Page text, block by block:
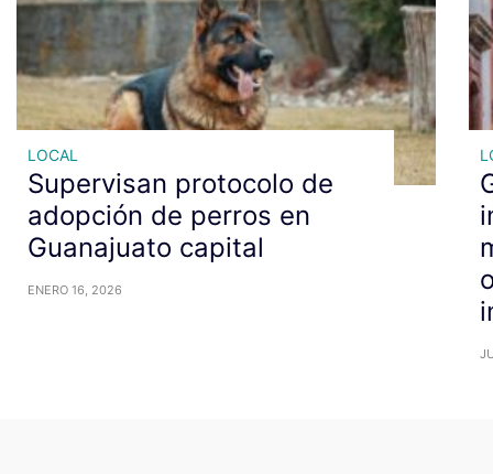
LOCAL
Supervisan protocolo de
adopción de perros en
Guanajuato capital
ENERO 16, 2026